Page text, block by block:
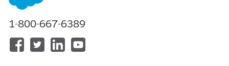
1-800-667-6389